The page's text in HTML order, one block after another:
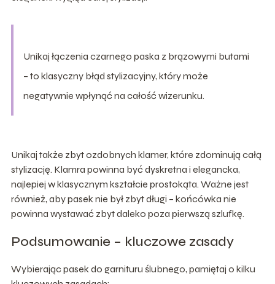
Unikaj łączenia czarnego paska z brązowymi butami
– to klasyczny błąd stylizacyjny, który może
negatywnie wpłynąć na całość wizerunku.
Unikaj także zbyt ozdobnych klamer, które zdominują całą
stylizację. Klamra powinna być dyskretna i elegancka,
najlepiej w klasycznym kształcie prostokąta. Ważne jest
również, aby pasek nie był zbyt długi – końcówka nie
powinna wystawać zbyt daleko poza pierwszą szlufkę.
Podsumowanie – kluczowe zasady
Wybierając pasek do garnituru ślubnego, pamiętaj o kilku